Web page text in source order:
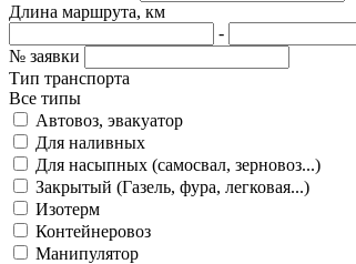
Длина маршрута, км
-
№ заявки
Тип транспорта
Все типы
Автовоз, эвакуатор
Для наливных
Для насыпных (самосвал, зерновоз...)
Закрытый (Газель, фура, легковая...)
Изотерм
Контейнеровоз
Манипулятор